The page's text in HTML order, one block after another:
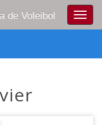
de Voleibol